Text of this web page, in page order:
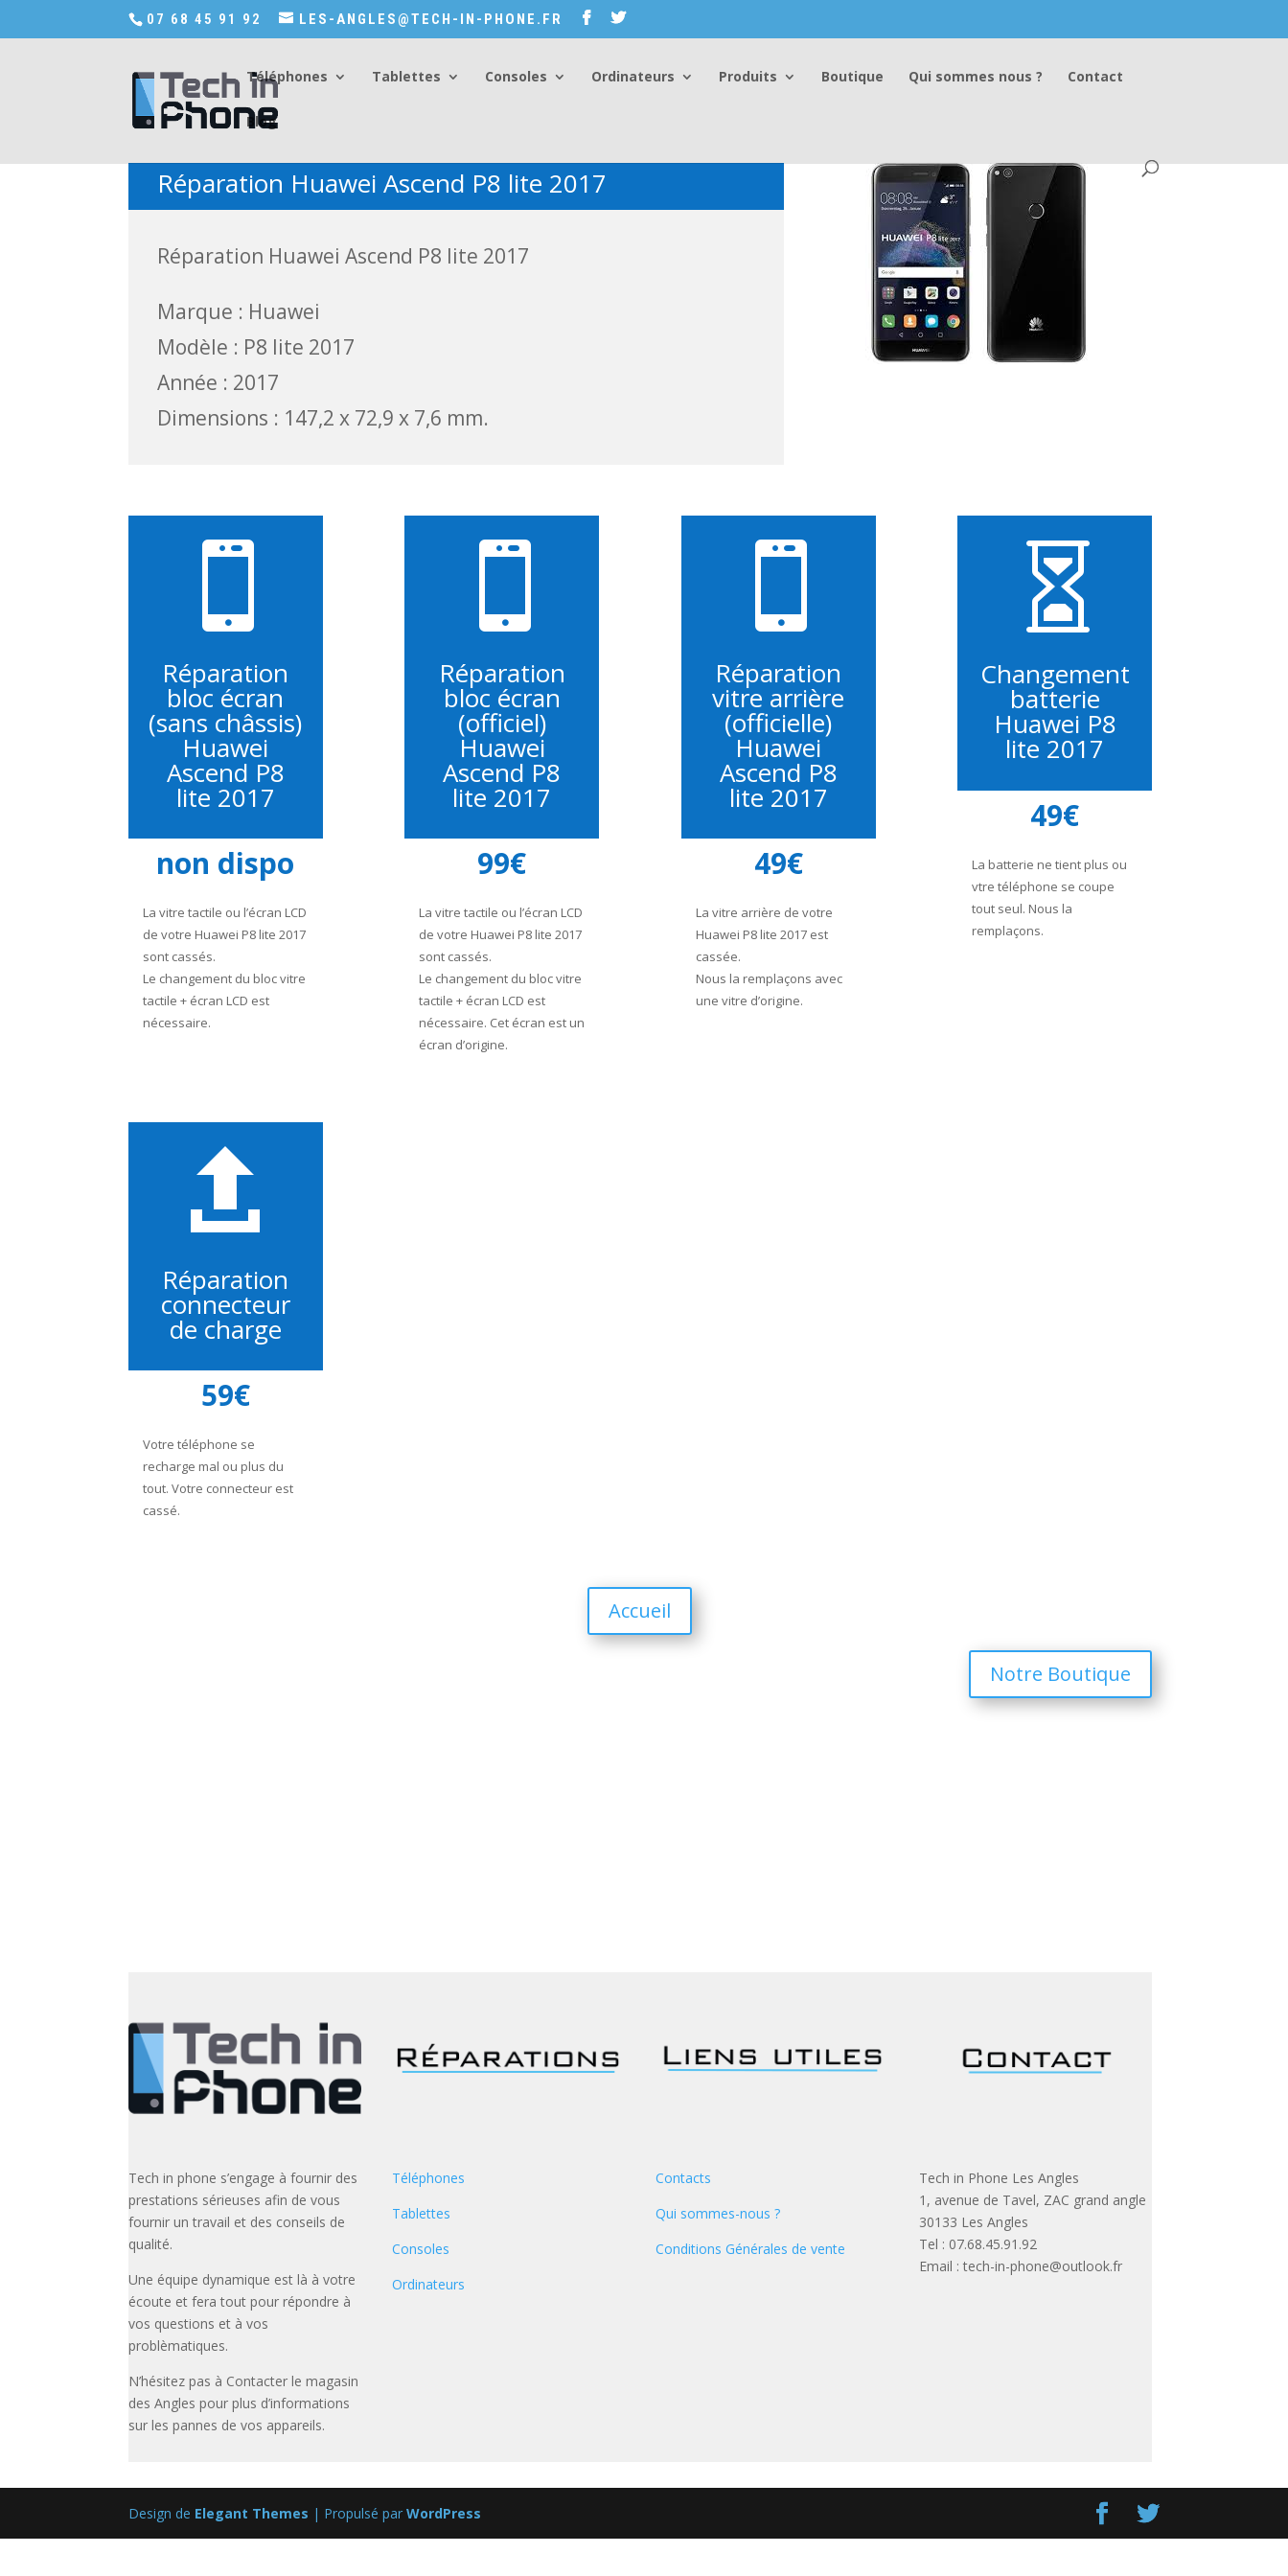
Accédez a Shop-in-tech-in-phone07 68 45 91 92 LES-ANGLES@TECH-IN-PHONE.FR
Téléphones Tablettes Consoles Ordinateurs Produits Boutique Qui sommes nous ? Contact
Blog
Réparation Huawei Ascend P8 lite 2017
Réparation Huawei Ascend P8 lite 2017
Marque : Huawei
Modèle : P8 lite 2017
Année : 2017
Dimensions : 147,2 x 72,9 x 7,6 mm.

Réparation
bloc écran
(sans châssis)
Huawei
Ascend P8
lite 2017
non dispo
La vitre tactile ou l’écran LCD
de votre Huawei P8 lite 2017
sont cassés.
Le changement du bloc vitre
tactile + écran LCD est
nécessaire.

Réparation
bloc écran
(officiel)
Huawei
Ascend P8
lite 2017
99€
La vitre tactile ou l’écran LCD
de votre Huawei P8 lite 2017
sont cassés.
Le changement du bloc vitre
tactile + écran LCD est
nécessaire. Cet écran est un
écran d’origine.

Réparation
vitre arrière
(officielle)
Huawei
Ascend P8
lite 2017
49€
La vitre arrière de votre
Huawei P8 lite 2017 est
cassée.
Nous la remplaçons avec
une vitre d’origine.

Changement
batterie
Huawei P8
lite 2017
49€
La batterie ne tient plus ou
vtre téléphone se coupe
tout seul. Nous la
remplaçons.

Réparation
connecteur
de charge
59€
Votre téléphone se
recharge mal ou plus du
tout. Votre connecteur est
cassé.
Accueil
Notre Boutique
Tech in phone s’engage à fournir des
prestations sérieuses afin de vous
fournir un travail et des conseils de
qualité.
Une équipe dynamique est là à votre
écoute et fera tout pour répondre à
vos questions et à vos
problèmatiques.
N’hésitez pas à Contacter le magasin
des Angles pour plus d’informations
sur les pannes de vos appareils.
Téléphones
Tablettes
Consoles
Ordinateurs
Contacts
Qui sommes-nous ?
Conditions Générales de vente
Tech in Phone Les Angles
1, avenue de Tavel, ZAC grand angle
30133 Les Angles
Tel : 07.68.45.91.92
Email : tech-in-phone@outlook.fr
Design de Elegant Themes | Propulsé parWordPress